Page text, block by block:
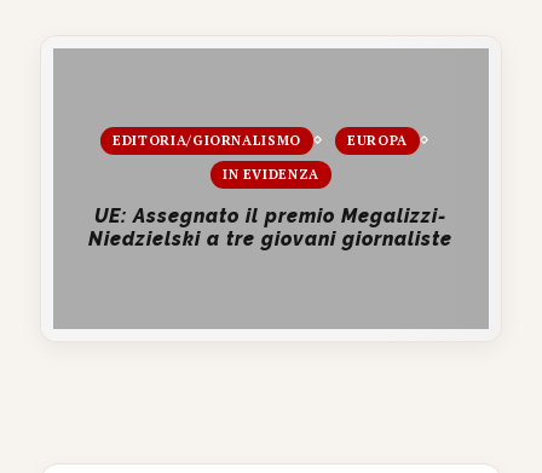
EDITORIA/GIORNALISMO
EUROPA
IN EVIDENZA
UE: Assegnato il premio Megalizzi-
Niedzielski a tre giovani giornaliste